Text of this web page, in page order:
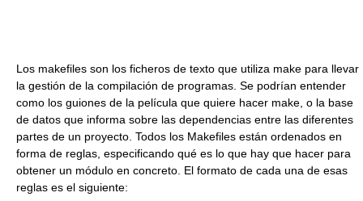
Los makefiles son los ficheros de texto que utiliza make para llevar
la gestión de la compilación de programas. Se podrían entender
como los guiones de la película que quiere hacer make, o la base
de datos que informa sobre las dependencias entre las diferentes
partes de un proyecto. Todos los Makefiles están ordenados en
forma de reglas, especificando qué es lo que hay que hacer para
obtener un módulo en concreto. El formato de cada una de esas
reglas es el siguiente: